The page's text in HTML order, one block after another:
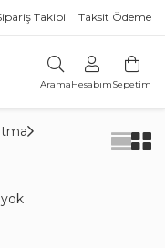
Takibi Taksit Ödeme
AramaHesabımSepetim